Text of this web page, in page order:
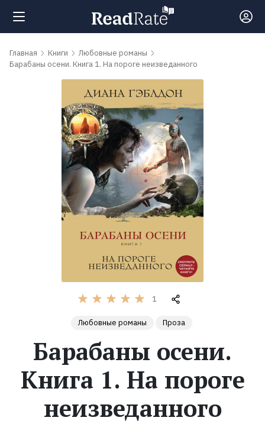
Поиск
Рейтинги
обсуждаемые
Экранизации
Коллекции
Главная Книги
Любовные романы
Барабаны осени. Книга 1. На пороге неизведанного
1
Любовные романы Проза
Барабаны осени.
Книга 1. На пороге
неизведанного